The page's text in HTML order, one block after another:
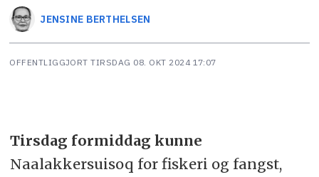
JENSINE BERTHELSEN
OFFENTLIGGJORT TIRSDAG 08. OKT 2024 17:07
Tirsdag formiddag kunne
Naalakkersuisoq for fiskeri og fangst,